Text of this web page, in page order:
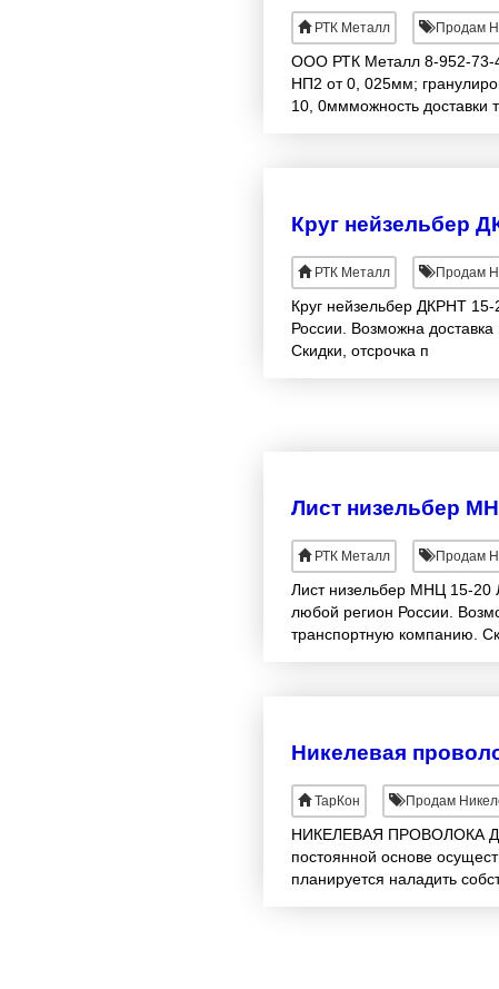
РТК Металл Продам
ООО РТК Металл 8-952-73-
НП2 от 0, 025мм;
10, 0ммможность доставки
Круг нейзельбер
РТК Металл Продам
Круг нейзельбер ДКРНТ
России. Возможна доставка
Скидки, отсрочка п
Лист низельбер
РТК Металл Продам
Лист низельбер МНЦ 15-20
любой регион России.
транспортную компанию.
Никелевая
ТарКон Продам
НИКЕЛЕВАЯ ПРОВОЛОКА
постоянной основе
планируется наладить